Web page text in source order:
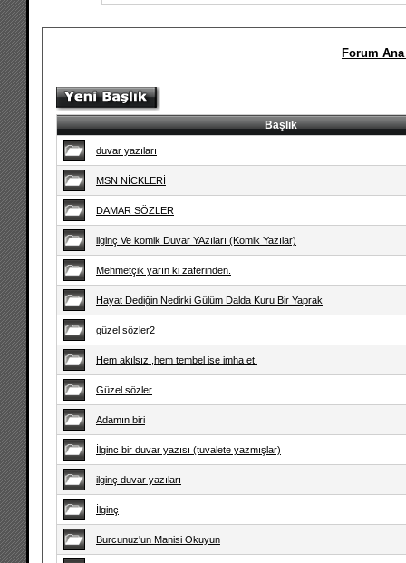
Forum Ana
Başlık
duvar yazıları
MSN NİCKLERİ
DAMAR SÖZLER
ilginç Ve komik Duvar YAzıları (Komik Yazılar)
Mehmetçik yarın ki zaferinden.
Hayat Dediğin Nedirki Gülüm Dalda Kuru Bir Yaprak
güzel sözler2
Hem akılsız ,hem tembel ise imha et.
Güzel sözler
Adamın biri
İlginc bir duvar yazısı (tuvalete yazmışlar)
ilginç duvar yazıları
İlginç
Burcunuz'un Manisi Okuyun